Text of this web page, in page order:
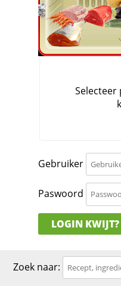
Gebruiker
Paswoord
LOGIN KWIJT?
Zoek naar: